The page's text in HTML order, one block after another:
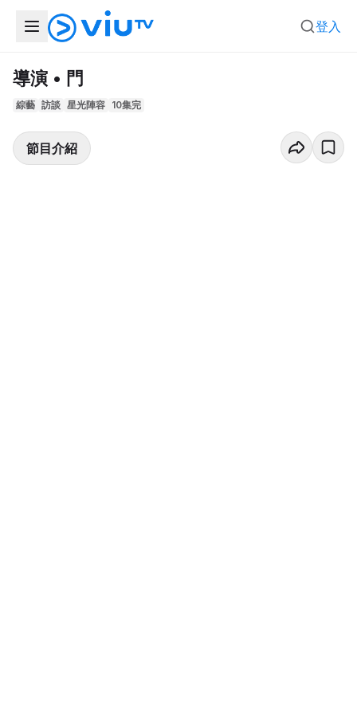
登入
導演 • 門
綜藝 訪談 星光陣容 10集完
節目介紹